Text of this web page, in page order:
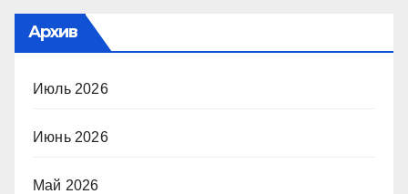
Архив
Июль 2026
Июнь 2026
Май 2026